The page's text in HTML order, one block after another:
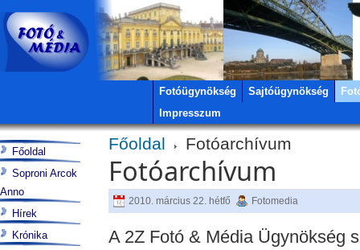
Fotóügynökség Sajtóügynökség
Impresszum
Főoldal Fotóarchívum
Fotóarchívum
2010. március 22. hétfő Fotomedia
A 2Z Fotó & Média Ügynökség
Főoldal
Soproni Arcok
Anno
Hírek
Krónika